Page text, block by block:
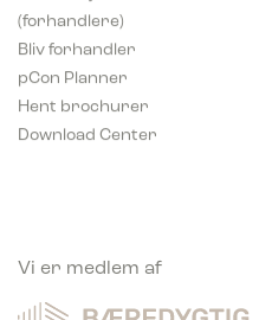
(forhandlere)
Bliv forhandler
pCon Planner
Hent brochurer
Download Center
Vi er medlem af